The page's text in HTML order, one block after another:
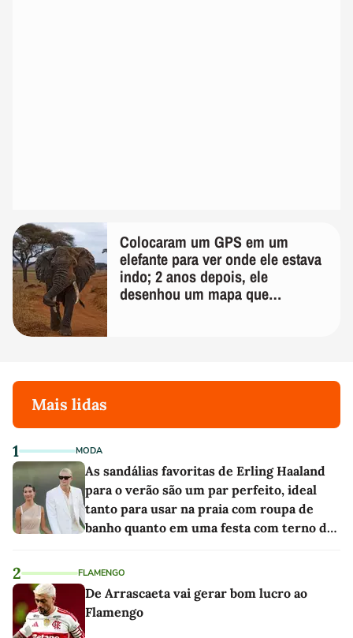
Colocaram um GPS em um
elefante para ver onde ele estava
indo; 2 anos depois, ele
desenhou um mapa que
Mais lidas
1 MODA
As sandálias favoritas de Erling Haaland
para o verão são um par perfeito, ideal
tanto para usar na praia com roupa de
banho quanto em uma festa com terno de
2 FLAMENGO
De Arrascaeta vai gerar bom lucro ao
Flamengo